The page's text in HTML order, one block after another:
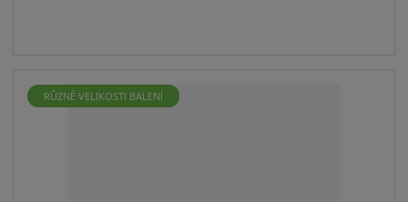
RŮZNÉ VELIKOSTI BALENÍ